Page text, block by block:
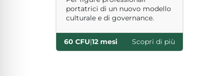
portatrici di un nuovo modello
culturale e di governance.
60 CFU|12 mesi Scopri di più